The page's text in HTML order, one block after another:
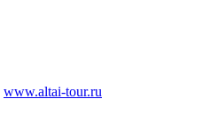
www.altai-tour.ru